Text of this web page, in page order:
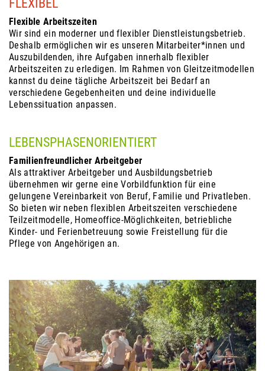
FLEXIBEL
Flexible Arbeitszeiten
Wir sind ein moderner und flexibler Dienstleistungsbetrieb.
Deshalb ermöglichen wir es unseren Mitarbeiter*innen und
Auszubildenden, ihre Aufgaben innerhalb flexibler
Arbeitszeiten zu erledigen. Im Rahmen von Gleitzeitmodellen
kannst du deine tägliche Arbeitszeit bei Bedarf an
verschiedene Gegebenheiten und deine individuelle
Lebenssituation anpassen.
LEBENSPHASENORIENTIERT
Familienfreundlicher Arbeitgeber
Als attraktiver Arbeitgeber und Ausbildungsbetrieb
übernehmen wir gerne eine Vorbildfunktion für eine
gelungene Vereinbarkeit von Beruf, Familie und Privatleben.
So bieten wir neben flexiblen Arbeitszeiten verschiedene
Teilzeitmodelle, Homeoffice-Möglichkeiten, betriebliche
Kinder- und Ferienbetreuung sowie Freistellung für die
Pflege von Angehörigen an.